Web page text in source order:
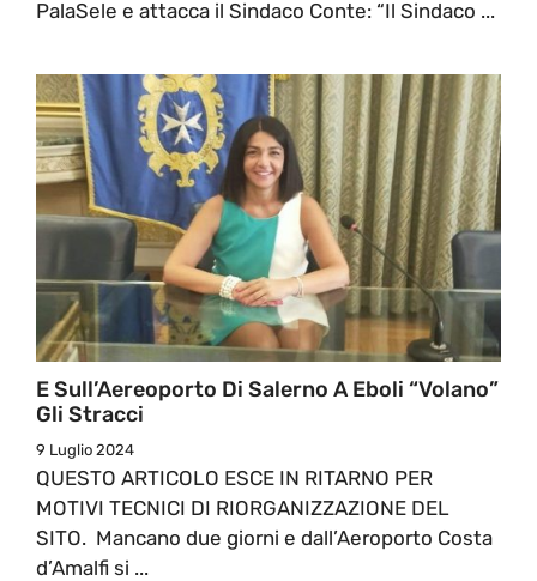
PalaSele e attacca il Sindaco Conte: “Il Sindaco ...
E Sull’Aereoporto Di Salerno A Eboli “volano”
Gli Stracci
9 Luglio 2024
QUESTO ARTICOLO ESCE IN RITARNO PER
MOTIVI TECNICI DI RIORGANIZZAZIONE DEL
SITO. Mancano due giorni e dall’Aeroporto Costa
d’Amalfi si ...